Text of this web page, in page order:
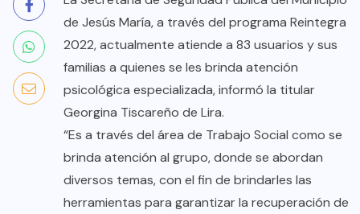
de Jesús María, a través del programa Reintegra
2022, actualmente atiende a 83 usuarios y sus
familias a quienes se les brinda atención
psicológica especializada, informó la titular
Georgina Tiscareño de Lira.
“Es a través del área de Trabajo Social como se
brinda atención al grupo, donde se abordan
diversos temas, con el fin de brindarles las
herramientas para garantizar la recuperación de